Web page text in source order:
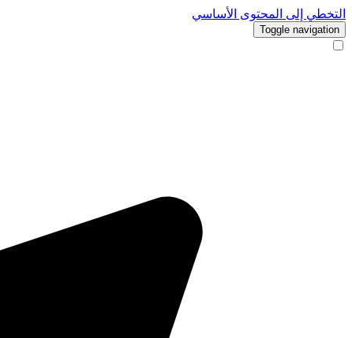
التخطي إلى المحتوى الأساسي
Toggle navigation